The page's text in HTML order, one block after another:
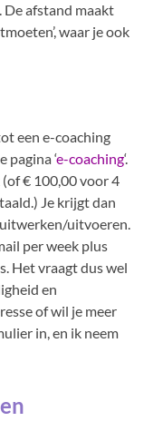
De afstand maakt
waar je ook
een e-coaching
pagina ‘e-coaching‘.
€ 100,00 voor 4
Je krijgt dan
uitvoeren.
per week plus
Het vraagt dus wel
en
of wil je meer
in, en ik neem